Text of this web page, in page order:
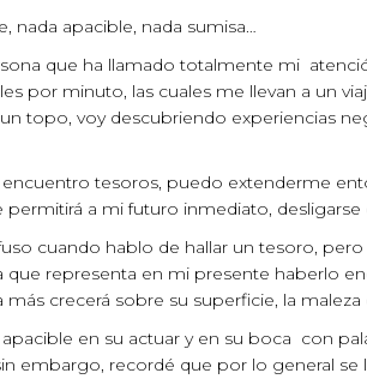
nada apacible, nada sumisa…
que ha llamado totalmente mi
por minuto, las cuales me llevan a un
topo, voy descubriendo experiencias
tesoros, puedo extenderme
a mi futuro inmediato,
cuando hablo de hallar un tesoro,
representa en mi presente haberlo
crecerá sobre su superficie, la
en su actuar y en su boca con
embargo, recordé que por lo general